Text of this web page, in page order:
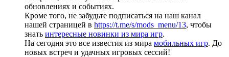
обновлениях и событиях.
Кроме того, не забудьте подписаться на наш канал
нашей страницей в https://t.me/s/mods_menu/13, чтобы
знать интересные новинки из мира игр.
На сегодня это все известия из мира мобильных игр. До
новых встреч и удачных игровых сессий!